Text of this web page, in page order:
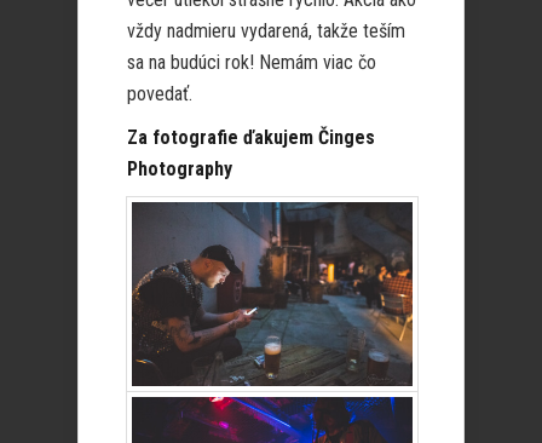
vždy nadmieru vydarená, takže teším
sa na budúci rok! Nemám viac čo
povedať.
Za fotografie ďakujem Činges
Photography